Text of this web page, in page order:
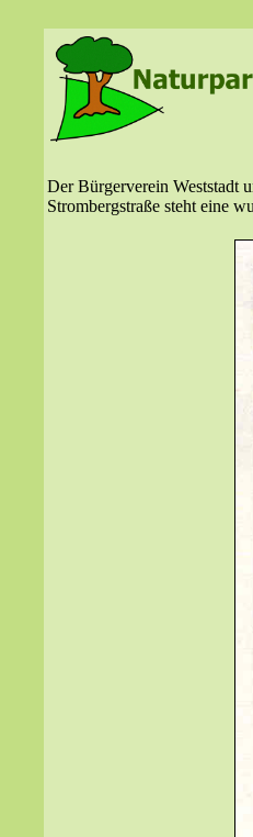
Der Bürgerverein Weststadt
Strombergstraße steht eine